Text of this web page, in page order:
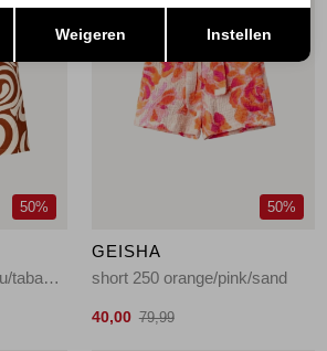
50%
Short bi-color 760 ecru/tabacco
50%
GEISHA
short 250 orange/pink/sand
40,00 79,99
Weigeren Instellen